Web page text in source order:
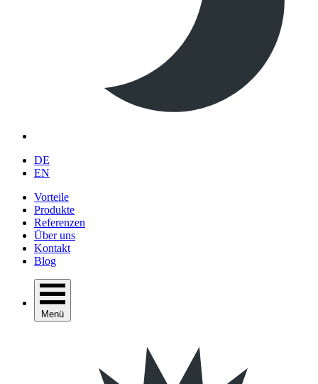
DE
EN
Vorteile
Produkte
Referenzen
Über uns
Kontakt
Blog
Menü